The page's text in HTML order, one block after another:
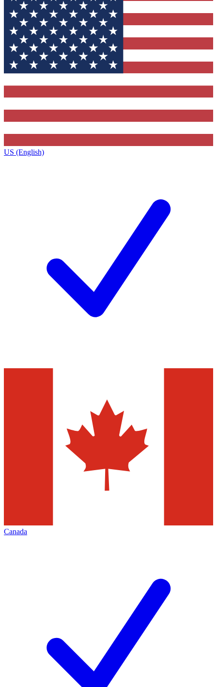
US (English)
Canada